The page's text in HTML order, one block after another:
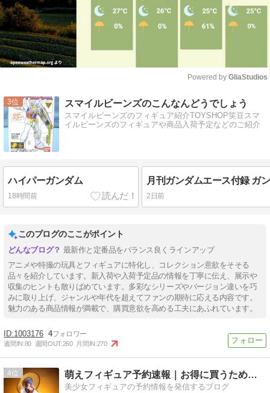
Mute
Powered by GliaStudios
3 スマイルビーンズのこんなんどうでしょう
スマイルビーンズのフィギュア紹介TOYSHOP笑豆スマ
イルビーンズのフィギュアや商品入荷予定などのご紹介
ハイパーガンダム
18時間前 2日前
このブログのここがポイント
最新作と定番品をバランス良くラインアップ
アニメや特撮の玩具とフィギュアに特化し、コレクション意欲をそそる
品々を紹介しています。新入荷や入荷予定品の情報を丁寧に伝え、展示や
収集のヒントも散りばめています。多彩なシリーズやバージョン違いを巧
みに取り上げ、ジャンルや年代を超えてファンの期待に応える内容です。
魅力のある商品情報が満載で、購買意欲を高める工夫にあふれています。
1003176 4
週間IN:80 週間OUT:260 月間IN:270
4 萌えフィギュア予約速報｜お得に買うためのホビーブログ
美少女フィギュアの予約情報を発信するブログ